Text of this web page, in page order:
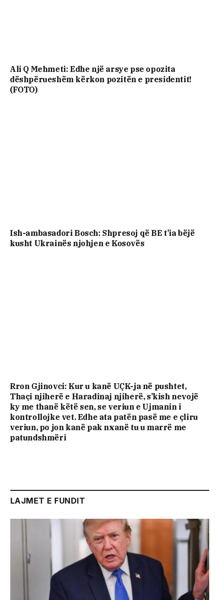
Ali Q Mehmeti: Edhe një arsye pse opozita
dëshpërueshëm kërkon pozitën e presidentit!
(FOTO)
Ish-ambasadori Bosch: Shpresoj që BE t’ia bëjë
kusht Ukrainës njohjen e Kosovës
Rron Gjinovci: Kur u kanë UÇK-ja në pushtet,
Thaçi njiherë e Haradinaj njiherë, s’kish nevojë
ky me thanë këtë sen, se veriun e Ujmanin i
kontrollojke vet. Edhe ata patën pasë me e çliru
veriun, po jon kanë pak nxanë tu u marrë me
patundshmëri
LAJMET E FUNDIT